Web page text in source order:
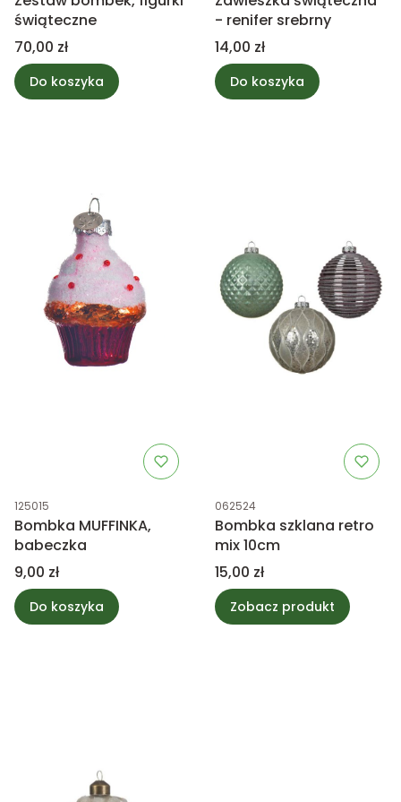
świąteczne
Cena
70,00 zł
Do koszyka
- renifer srebrny
Cena
14,00 zł
Do koszyka
Kod produktu
125015
Bombka MUFFINKA,
babeczka
Cena
9,00 zł
Do koszyka
Kod produktu
062524
Bombka szklana retro
mix 10cm
Cena
15,00 zł
Zobacz produkt